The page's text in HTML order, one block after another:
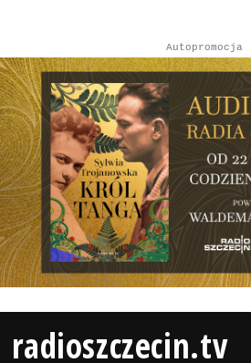
Autopromocja
radioszczecin.tv